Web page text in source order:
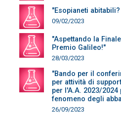
"Esopianeti
09/02/2023
"Aspettando la
Premio Galileo!"
28/03/2023
"Bando per il
per attività di
per l'A.A. 2023/2024
fenomeno degli
26/09/2023